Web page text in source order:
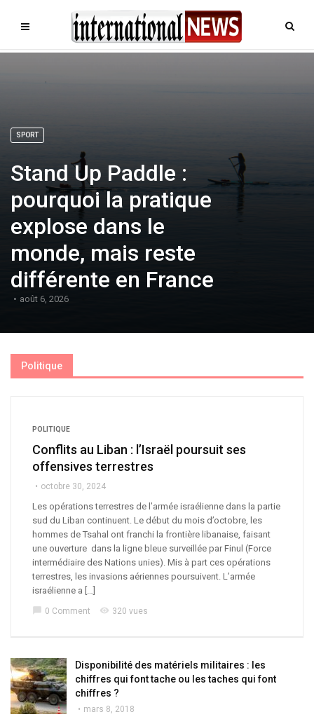
SPORT
Stand Up Paddle :
pourquoi la pratique
explose dans le
monde, mais reste
différente en France
août 6, 2026
Politique
POLITIQUE
Conflits au Liban : l’Israël poursuit ses
offensives terrestres
octobre 30, 2024
Les opérations terrestres de l’armée israélienne dans la partie
sud du Liban continuent. Le début du mois d’octobre, les
hommes de Tsahal ont franchi la frontière libanaise, faisant
une ouverture dans la ligne bleue surveillée par Finul (Force
intermédiaire des Nations unies). Mis à part ces opérations
terrestres, les invasions aériennes poursuivent. L’armée
israélienne a […]
chat_bubble 0 Comment visibility 320 vues
Disponibilité des matériels militaires : les
chiffres qui font tache ou les taches qui font
chiffres ?
mars 8, 2018